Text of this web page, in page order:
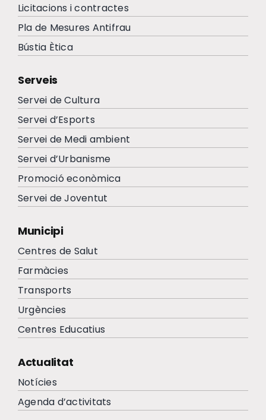
Licitacions i contractes
Pla de Mesures Antifrau
Bústia Ètica
Serveis
Servei de Cultura
Servei d’Esports
Servei de Medi ambient
Servei d’Urbanisme
Promoció econòmica
Servei de Joventut
Municipi
Centres de Salut
Farmàcies
Transports
Urgències
Centres Educatius
Actualitat
Notícies
Agenda d’activitats